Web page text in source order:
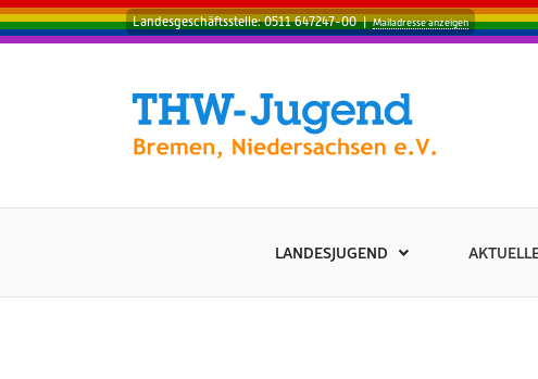
Landesgeschäftsstelle: 0511 647247-00 | Mailadresse anzeigen
LANDESJUGEND